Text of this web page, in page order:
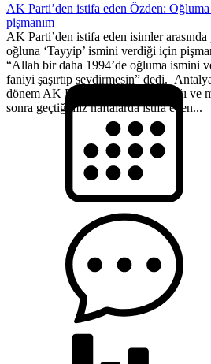
AK Parti’den istifa eden Özden:
pişmanım
AK Parti’den istifa eden isimler
oğluna ‘Tayyip’ ismini verdiği için
“Allah bir daha 1994’de oğluma ismini
faniyi şaşırtıp sevdirmesin” dedi.
dönem AK Parti’de belde başkanlığı ve
sonra geçtiğimiz haftalarda istifa eden...